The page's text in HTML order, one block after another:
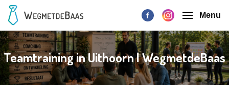
Menu
Teamtraining in Uithoorn | WegmetdeBaas